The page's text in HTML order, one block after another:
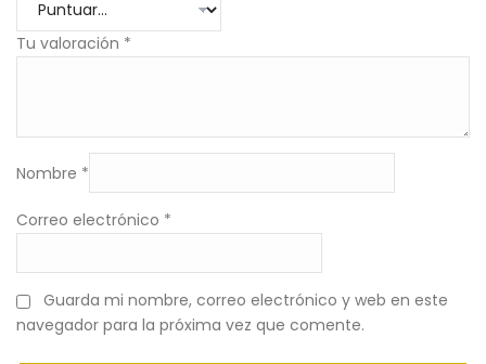
Tu valoración *
Nombre *
Correo electrónico *
Guarda mi nombre, correo electrónico y web en este
navegador para la próxima vez que comente.